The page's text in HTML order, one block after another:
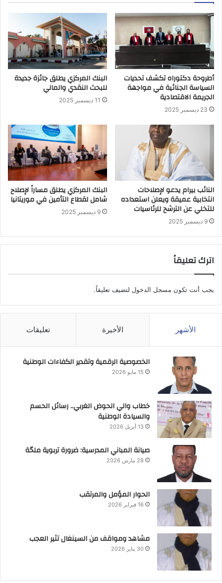
أطروحة دكتوراه تكشف تحديات
السياسة الجنائية في مواجهة
الجريمة الاقتصادية
23 ديسمبر 2025
البنك المركزي يطلق جائزة جديدة
للبحث النقدي والمالي
11 ديسمبر 2025
النائب بيرام يدعو لإصلاحات
انتخابية عميقة ويعلن استعداده
للتخلي عن الترشح للرئاسيات
9 ديسمبر 2025
البنك المركزي يطلق مساراً لإصلاح
شامل لقطاع التأمين في موريتانيا
9 ديسمبر 2025
اترك تعليقاً
يجب أنت تكون مسجل الدخول لتضيف تعليقاً.
الأشهر الأخيرة تعليقات
الخصوصية الرقمية وتقدير الكفاءات الوطنية
15 مايو 2026
خطاب والي الحوض الغربي.. رسائل الحسم
والسيادة الوطنية
13 أبريل 2026
صيانة المباني المدرسية: ضرورة تربوية ملحّة
28 مارس 2026
الحوار المؤمل والمرتقب
16 فبراير 2026
مشاهد ومواقف من السينغال تثير العجب
30 يناير 2026